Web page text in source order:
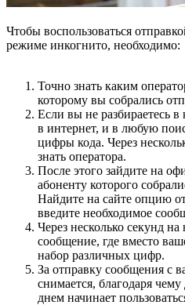
Чтобы воспользоваться
режиме инкогнито, необходимо:
Точно знать каким
которому вы собрались
Если вы не разбираетесь
в интернет, и в любую
цифры кода. Через
знать оператора.
После этого зайдите на
абоненту которого
Найдите на сайте опцию
введите необходимое
Через несколько секунд
сообщение, где вместо
набор различных цифр.
За отправку сообщения с
снимается, благодаря
днем начинает